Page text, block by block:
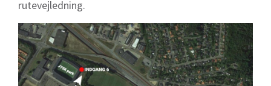
rutevejledning.